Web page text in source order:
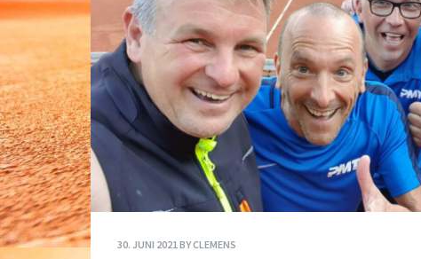
30. JUNI 2021BYCLEMENS